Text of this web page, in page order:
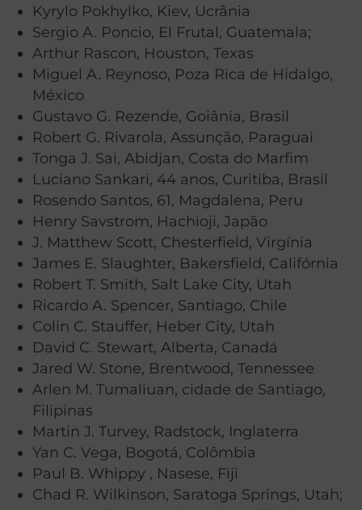
Kyrylo Pokhylko, Kiev, Ucrânia
Sergio A. Poncio, El Frutal, Guatemala;
Arthur Rascon, Houston, Texas
Miguel A. Reynoso, Poza Rica de Hidalgo,
México
Gustavo G. Rezende, Goiânia, Brasil
Robert G. Rivarola, Assunção, Paraguai
Tonga J. Sai, Abidjan, Costa do Marfim
Luciano Sankari, 44 anos, Curitiba, Brasil
Rosendo Santos, 61, Magdalena, Peru
Henry Savstrom, Hachioji, Japão
J. Matthew Scott, Chesterfield, Virgínia
James E. Slaughter, Bakersfield, Califórnia
Robert T. Smith, Salt Lake City, Utah
Ricardo A. Spencer, Santiago, Chile
Colin C. Stauffer, Heber City, Utah
David C. Stewart, Alberta, Canadá
Jared W. Stone, Brentwood, Tennessee
Arlen M. Tumaliuan, cidade de Santiago,
Filipinas
Martin J. Turvey, Radstock, Inglaterra
Yan C. Vega, Bogotá, Colômbia
Paul B. Whippy , Nasese, Fiji
Chad R. Wilkinson, Saratoga Springs, Utah;